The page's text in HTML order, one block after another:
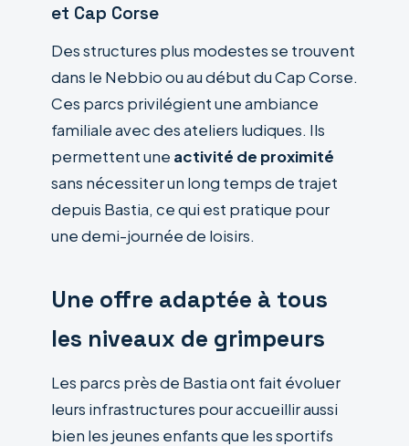
et Cap Corse
Des structures plus modestes se trouvent
dans le Nebbio ou au début du Cap Corse.
Ces parcs privilégient une ambiance
familiale avec des ateliers ludiques. Ils
permettent une activité de proximité
sans nécessiter un long temps de trajet
depuis Bastia, ce qui est pratique pour
une demi-journée de loisirs.
Une offre adaptée à tous
les niveaux de grimpeurs
Les parcs près de Bastia ont fait évoluer
leurs infrastructures pour accueillir aussi
bien les jeunes enfants que les sportifs